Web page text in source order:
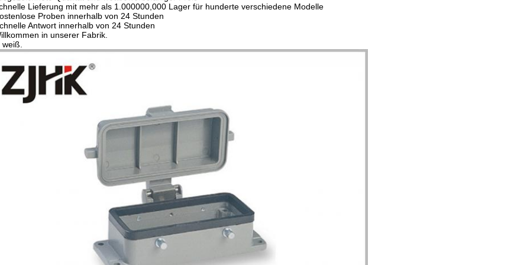
Lieferung mit mehr als 1.000000,000 Lager für hunderte verschiedene Modelle
Proben innerhalb von 24 Stunden
Antwort innerhalb von 24 Stunden
in unserer Fabrik.